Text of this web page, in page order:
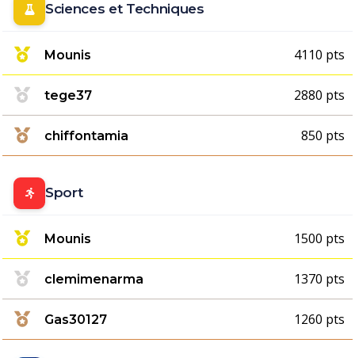
Sciences et Techniques
Mounis 4110 pts
tege37 2880 pts
chiffontamia 850 pts
Sport
Mounis 1500 pts
clemimenarma 1370 pts
Gas30127 1260 pts